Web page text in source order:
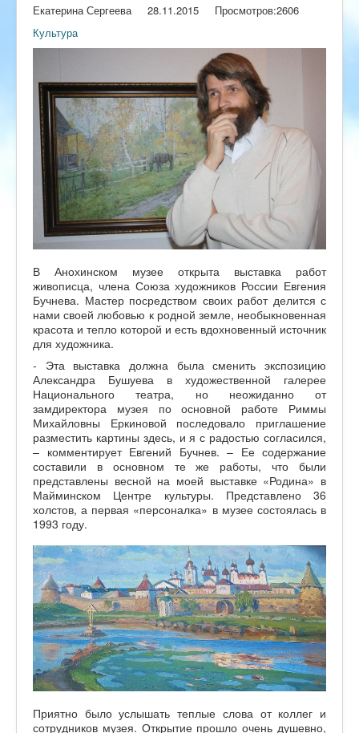
Екатерина Сергеева 28.11.2015 Просмотров:2606
Культура
В Анохинском музее открыта выставка работ
живописца, члена Союза художников России Евгения
Бучнева. Мастер посредством своих работ делится с
нами своей любовью к родной земле, необыкновенная
красота и тепло которой и есть вдохновенный источник
для художника.
- Эта выставка должна была сменить экспозицию
Александра Бушуева в художественной галерее
Национального театра, но неожиданно от
замдиректора музея по основной работе Риммы
Михайловны Еркиновой последовало приглашение
разместить картины здесь, и я с радостью согласился,
– комментирует Евгений Бучнев. – Ее содержание
составили в основном те же работы, что были
представлены весной на моей выставке «Родина» в
Майминском Центре культуры. Представлено 36
холстов, а первая «персоналка» в музее состоялась в
1993 году.
Приятно было услышать теплые слова от коллег и
сотрудников музея. Открытие прошло очень душевно,